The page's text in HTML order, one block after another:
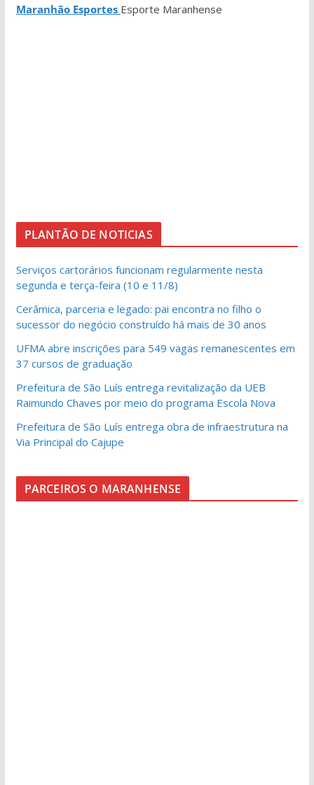
Maranhão Esportes Esporte Maranhense
PLANTÃO DE NOTICIAS
Serviços cartorários funcionam regularmente nesta
segunda e terça-feira (10 e 11/8)
Cerâmica, parceria e legado: pai encontra no filho o
sucessor do negócio construído há mais de 30 anos
UFMA abre inscrições para 549 vagas remanescentes em
37 cursos de graduação
Prefeitura de São Luís entrega revitalização da UEB
Raimundo Chaves por meio do programa Escola Nova
Prefeitura de São Luís entrega obra de infraestrutura na
Via Principal do Cajupe
PARCEIROS O MARANHENSE